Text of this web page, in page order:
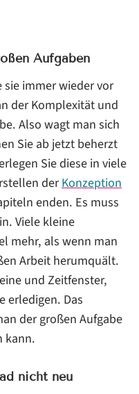
Aufgaben
immer wieder vor
der Komplexität und
Also wagt man sich
Sie ab jetzt beherzt
Sie diese in viele
derKonzeption
enden. Es muss
Viele kleine
mehr, als wenn man
Arbeit herumquält.
und Zeitfenster,
erledigen. Das
der großen Aufgabe
kann.
nicht neu